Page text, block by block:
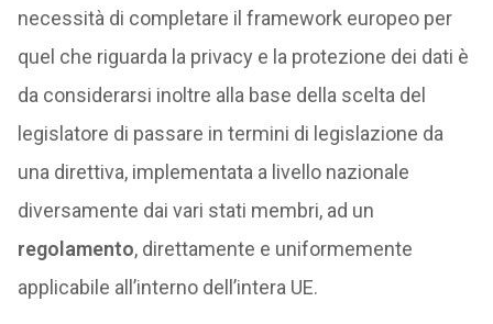
necessità di completare il framework europeo per
quel che riguarda la privacy e la protezione dei dati è
da considerarsi inoltre alla base della scelta del
legislatore di passare in termini di legislazione da
una direttiva, implementata a livello nazionale
diversamente dai vari stati membri, ad un
regolamento, direttamente e uniformemente
applicabile all’interno dell’intera UE.